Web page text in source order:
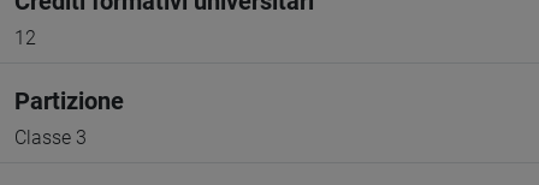
12
Partizione
Classe 3